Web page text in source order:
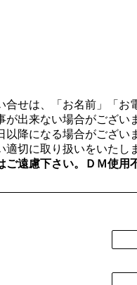
合せは、「お名前」「
出来ない場合がござい
以降になる場合がござ
切に取り扱いをいたし
ご遠慮下さい。ＤＭ使用